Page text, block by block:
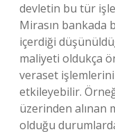
devletin bu tür
Mirasın bankada
içerdiği
maliyeti oldukça
veraset
etkileyebilir.
üzerinden alınan
olduğu